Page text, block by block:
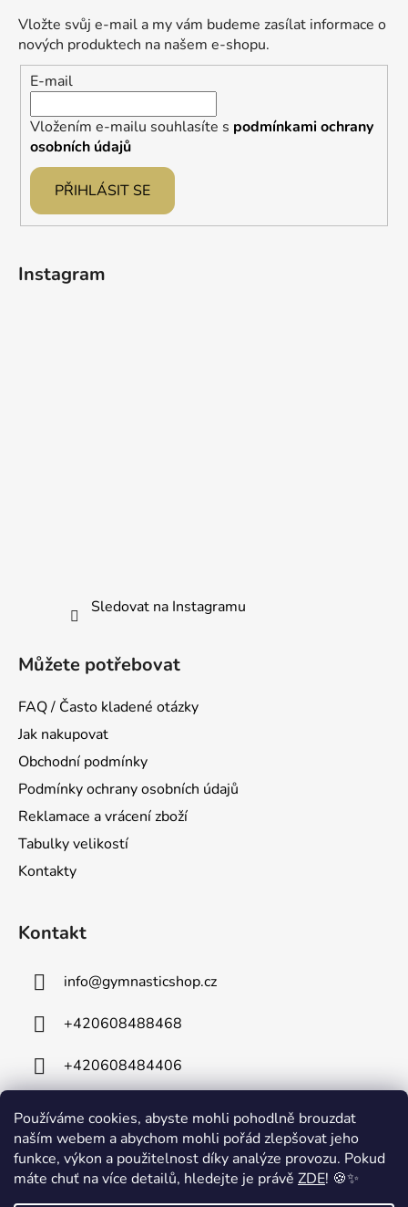
Používáme cookies, abyste mohli pohodlně brouzdat
naším webem a abychom mohli pořád zlepšovat jeho
funkce, výkon a použitelnost díky analýze provozu. Pokud
máte chuť na více detailů, hledejte je právě ZDE! 🍪✨
Vložte svůj e-mail a my vám budeme zasílat informace o
nových produktech na našem e-shopu.
E-mail
Vložením e-mailu souhlasíte s podmínkami ochrany
osobních údajů
PŘIHLÁSIT SE
Instagram
Sledovat na Instagramu
Můžete potřebovat
FAQ / Často kladené otázky
Jak nakupovat
Obchodní podmínky
Podmínky ochrany osobních údajů
Reklamace a vrácení zboží
Tabulky velikostí
Kontakty
Kontakt
info@gymnasticshop.cz
+420608488468
+420608484406